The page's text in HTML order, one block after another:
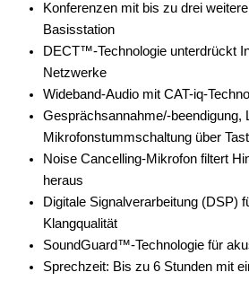
Konferenzen mit bis zu drei
Basisstation
DECT™-Technologie unterdrückt
Netzwerke
Wideband-Audio mit CAT-iq-
Gesprächsannahme/-beendigung,
Mikrofonstummschaltung über
Noise Cancelling-Mikrofon filtert
heraus
Digitale Signalverarbeitung (DSP)
Klangqualität
SoundGuard™-Technologie für
Sprechzeit: Bis zu 6 Stunden mit